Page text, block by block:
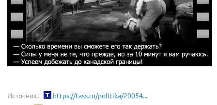
Источник: https://tass.ru/politika/20054...